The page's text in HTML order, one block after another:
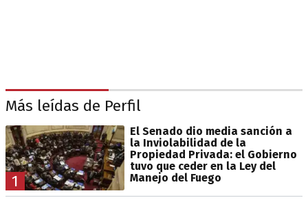
Más leídas de Perfil
1
El Senado dio media sanción a
la Inviolabilidad de la
Propiedad Privada: el Gobierno
tuvo que ceder en la Ley del
Manejo del Fuego